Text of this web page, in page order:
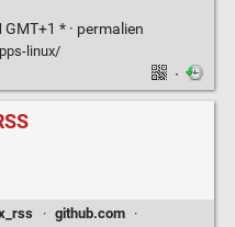
* · permalien
linux/
·
· github.com
·